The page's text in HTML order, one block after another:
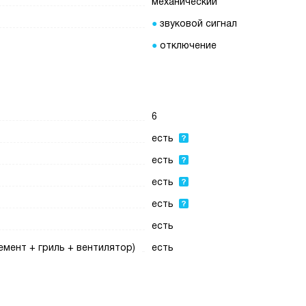
звуковой сигнал
отключение
6
есть
есть
есть
есть
есть
+ гриль + вентилятор)
есть